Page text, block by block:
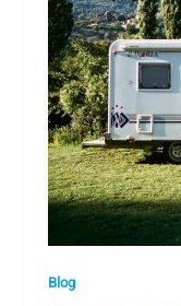
Blog